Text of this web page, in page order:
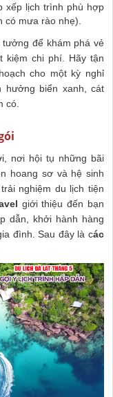
xếp lịch trình phù hợp
có mưa rào nhẹ).
để khám phá vẻ
kiệm chi phí. Hãy tận
cho một kỳ nghỉ
biển xanh, cát
có.
nơi hội tụ những bãi
hoang sơ và hệ sinh
nghiệm du lịch tiện
giới thiệu đến bạn
dẫn, khởi hành hàng
đình. Sau đây là các